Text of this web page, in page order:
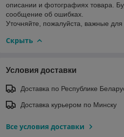
описании и фотографиях товара.
сообщение об ошибках.
Уточняйте, пожалуйста, важные
Скрыть
Условия доставки
Доставка по Республике
Доставка курьером по Минску
Все условия доставки